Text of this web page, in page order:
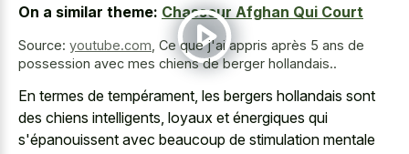
On a similar theme: Chasseur Afghan Qui Court
Source: youtube.com Ce que j'ai appris après 5 ans de
possession avec mes chiens de berger hollandais..
En termes de tempérament, les bergers hollandais sont
des chiens intelligents, loyaux et énergiques qui
s'épanouissent avec beaucoup de stimulation mentale